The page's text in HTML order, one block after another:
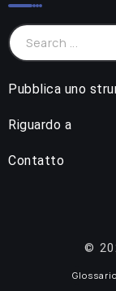
Pubblica uno
Riguardo a
Contatto
©
Glossario